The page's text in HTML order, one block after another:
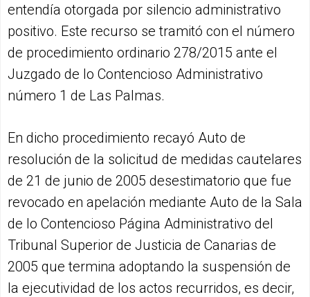
entendía otorgada por silencio administrativo
positivo. Este recurso se tramitó con el número
de procedimiento ordinario 278/2015 ante el
Juzgado de lo Contencioso Administrativo
número 1 de Las Palmas.
En dicho procedimiento recayó Auto de
resolución de la solicitud de medidas cautelares
de 21 de junio de 2005 desestimatorio que fue
revocado en apelación mediante Auto de la Sala
de lo Contencioso Página Administrativo del
Tribunal Superior de Justicia de Canarias de
2005 que termina adoptando la suspensión de
la ejecutividad de los actos recurridos, es decir,